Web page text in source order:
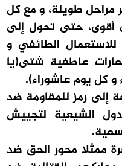
طويلة، و مع كل
أقوى، حتى تحول إلى
للاستعمال الطائفي و
عاطفية شتى(يا
و كل يوم عاشوراء).
إلى رمز للمقاومة ضد
الشيعية لتجييش
ممثلا محور الحق ضد